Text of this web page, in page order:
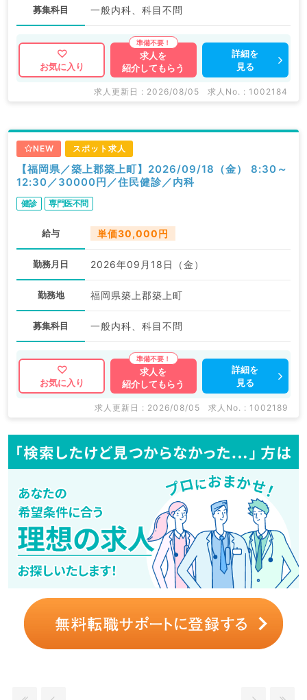
募集科目 一般内科、科目不問
お気に入り
求人を
紹介してもらう
詳細を
見る
求人更新日 : 2026/08/05 求人No. : 1002184
NEW スポット求人
【福岡県／築上郡築上町】2026/09/18（金） 8:30～
12:30／30000円／住民健診／内科
健診 専門医不問
給与 単価30,000円
勤務月日 2026年09月18日（金）
勤務地 福岡県築上郡築上町
募集科目 一般内科、科目不問
お気に入り
求人を
紹介してもらう
詳細を
見る
求人更新日 : 2026/08/05 求人No. : 1002189